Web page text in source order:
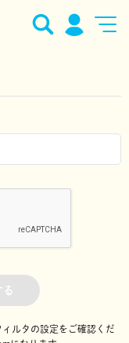
ルタの設定をご確認くだ